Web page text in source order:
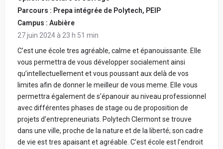
Parcours : Prepa intégrée de Polytech, PEIP
Campus : Aubière
27 juin 2024 à 23 h 51 min
C’est une école tres agréable, calme et épanouissante. Elle
vous permettra de vous développer socialement ainsi
qu’intellectuellement et vous poussant aux delà de vos
limites afin de donner le meilleur de vous meme. Elle vous
permettra également de s’épanouir au niveau professionnel
avec différentes phases de stage ou de proposition de
projets d’entrepreneuriats. Polytech Clermont se trouve
dans une ville, proche de la nature et de la liberté; son cadre
de vie est tres apaisant et agréable. C’est école est l’endroit